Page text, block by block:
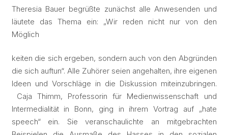
Theresia Bauer begrüßte zunächst alle Anwesenden und
läutete das Thema ein: „Wir reden nicht nur von den
Möglich
keiten die sich ergeben, sondern auch von den Abgründen
die sich auftun“. Alle Zuhörer seien angehalten, ihre eigenen
Ideen und Vorschläge in die Diskussion miteinzubringen.
Caja Thimm, Professorin für Medienwissenschaft und
Intermedialität in Bonn, ging in ihrem Vortrag auf „hate
speech“ ein. Sie veranschaulichte an mitgebrachten